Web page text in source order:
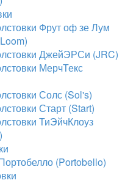
Фрут оф зе Лум
ДжейЭРСи (JRC)
МерчТекс
Солс (Sol's)
Старт (Start)
ТиЭйчКлоуз
(Portobello)